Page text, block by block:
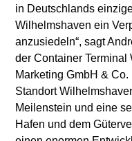
in Deutschlands
Wilhelmshaven ein
anzusiedeln“, sagt
der Container
Marketing GmbH &
Standort
Meilenstein und eine
Hafen und dem